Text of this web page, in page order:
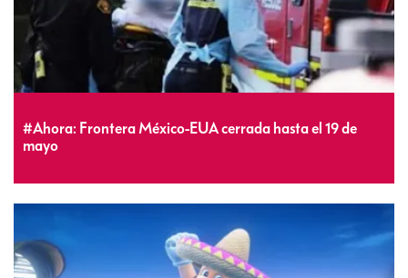
#Ahora: Frontera México-EUA cerrada hasta el 19 de
mayo